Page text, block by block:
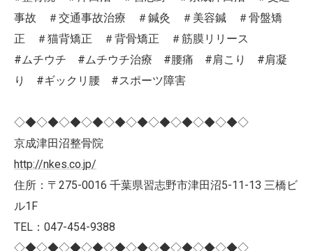
事故 ＃交通事故治療 ＃鍼灸 ＃美容鍼 ＃骨盤矯
正 ＃猫背矯正 ＃背骨矯正 ＃筋膜リリース
#ムチウチ #ムチウチ治療 #腰痛 #肩こり #肩凝
り #ギックリ腰 #スポーツ障害
◇◆◇◆◇◆◇◆◇◆◇◆◇◆◇◆◇◆◇◆◇
京成津田沼整骨院
http://nkes.co.jp/
住所：〒275-0016 千葉県習志野市津田沼5-11-13 三橋ビ
ル1F
TEL：047-454-9388
◇◆◇◆◇◆◇◆◇◆◇◆◇◆◇◆◇◆◇◆◇